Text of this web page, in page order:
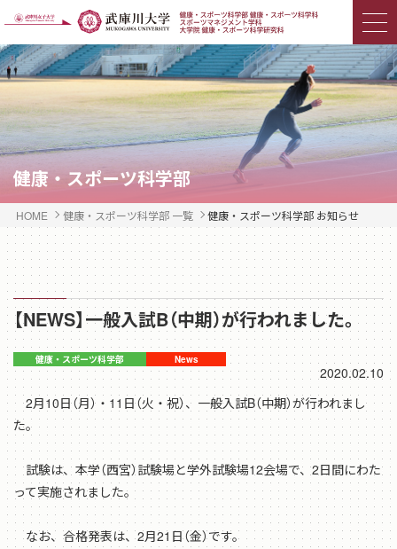
健康・スポーツ科学部
HOME 健康・スポーツ科学部 一覧 健康・スポーツ科学部 お知らせ
【NEWS】一般入試B（中期）が行われました。
2020.02.10
2月10日（月）・11日（火・祝）、一般入試B（中期）が行われまし
た。
試験は、本学（西宮）試験場と学外試験場12会場で、2日間にわた
って実施されました。
なお、合格発表は、2月21日（金）です。